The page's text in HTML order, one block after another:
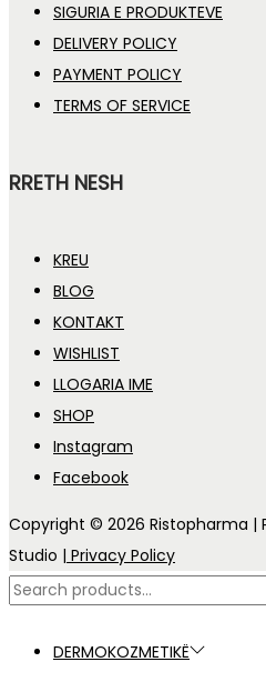
SIGURIA E PRODUKTEVE
DELIVERY POLICY
PAYMENT POLICY
TERMS OF SERVICE
RRETH NESH
KREU
BLOG
KONTAKT
WISHLIST
LLOGARIA IME
SHOP
Instagram
Facebook
Copyright © 2026 Ristopharma |
Studio | Privacy Policy
Search
DERMOKOZMETIKË